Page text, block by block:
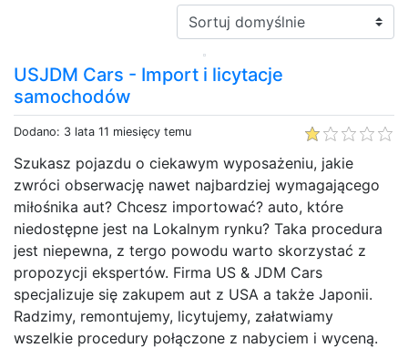
Sortuj:
USJDM Cars - Import i licytacje
samochodów
Dodano: 3 lata 11 miesięcy temu
Szukasz pojazdu o ciekawym wyposażeniu, jakie
zwróci obserwację nawet najbardziej wymagającego
miłośnika aut? Chcesz importować? auto, które
niedostępne jest na Lokalnym rynku? Taka procedura
jest niepewna, z tergo powodu warto skorzystać z
propozycji ekspertów. Firma US & JDM Cars
specjalizuje się zakupem aut z USA a także Japonii.
Radzimy, remontujemy, licytujemy, załatwiamy
wszelkie procedury połączone z nabyciem i wyceną.